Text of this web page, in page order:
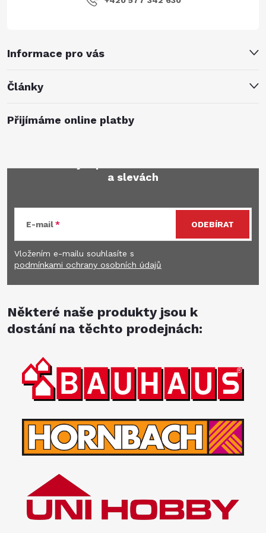
Informace pro vás
Články
Přijímáme online platby
a slevách
E-mail
Vložením e-mailu souhlasíte s
podmínkami ochrany osobních údajů
ODEBÍRAT
Některé naše produkty jsou k
dostání na těchto prodejnách: